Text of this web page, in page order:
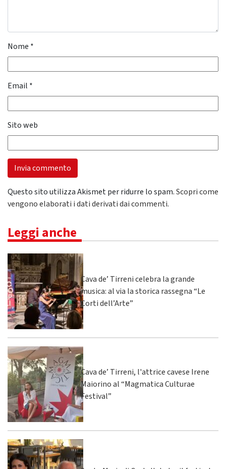
Nome *
Email *
Sito web
Questo sito utilizza Akismet per ridurre lo spam.Scopri come
vengono elaborati i dati derivati dai commenti.
Leggi anche
Cava de’ Tirreni celebra la grande
musica: al via la storica rassegna “Le
Corti dell’Arte”
Cava de’ Tirreni, l'attrice cavese Irene
Maiorino al “Magmatica Culturae
Festival”